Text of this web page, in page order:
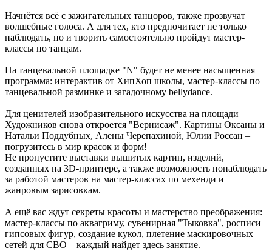
Начнётся всё с зажигательных танцоров, также прозвучат
волшебные голоса. А для тех, кто предпочитает не только
наблюдать, но и творить самостоятельно пройдут мастер-
классы по танцам.
На танцевальной площадке "N" будет не менее насыщенная
программа: интерактив от ХипХоп школы, мастер-классы по
танцевальной разминке и загадочному bellydance.
Для ценителей изобразительного искусства на площади
Художников снова откроется "Вернисаж". Картины Оксаны и
Натальи Поддубных, Алены Черепахиной, Юлии Россан –
погрузитесь в мир красок и форм!
Не пропустите выставки вышитых картин, изделий,
созданных на 3D-принтере, а также возможность понаблюдать
за работой мастеров на мастер-классах по мехенди и
жанровым зарисовкам.
А ещё вас ждут секреты красоты и мастерство преображения:
мастер-классы по аквагриму, сувенирная "Тыковка", росписи
гипсовых фигур, создание кукол, плетение маскировочных
сетей для СВО – каждый найдет здесь занятие.